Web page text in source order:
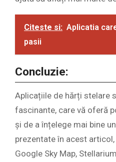
Citeste si: Aplicatia
pasii
Concluzie:
Aplicațiile de hărți stelare
fascinante, care vă oferă
și de a înțelege mai bine
prezentate în acest articol,
Google Sky Map,